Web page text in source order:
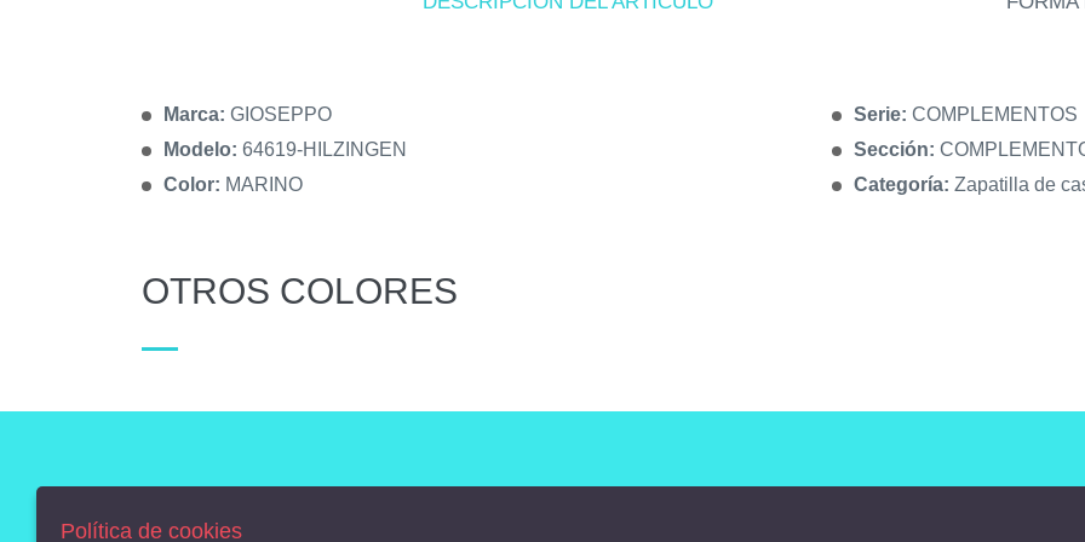
Marca: GIOSEPPO
Modelo: 64619-HILZINGEN
Color: MARINO
Serie: COMPLEMENTOS
Sección:
Categoría: Zapatilla de
OTROS COLORES
POLÍTICA DE COOKIES
Política de cookies